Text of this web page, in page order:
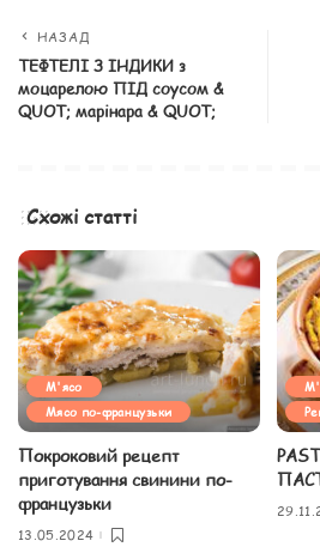
НАЗАД
ТЕФТЕЛІ З ІНДИКИ з
моцарелою ПІД соусом &
QUOT; марінара & QUOT;
Схожі статті
М'ясо
Мясо по-французьки
Покроковий рецепт
приготування свинини по-
французьки
13.05.2024